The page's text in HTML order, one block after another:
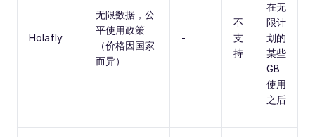
Holafly
无限数据，公
平使用政策
（价格因国家
而异）
-
不
支
持
在无
限计
划的
某些
GB
使用
之后